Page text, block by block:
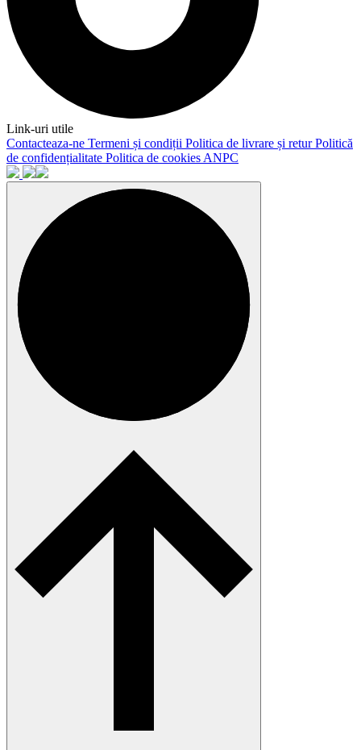
Link-uri utile
Contacteaza-ne Termeni și condiții Politica de livrare și returPolitică
de confidențialitate Politica de cookies ANPC